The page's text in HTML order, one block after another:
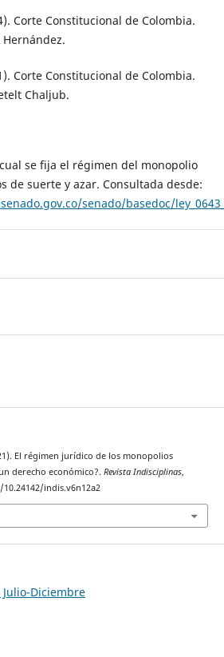
Corte Constitucional de Colombia.
Hernández.
Corte Constitucional de Colombia.
Chaljub.
se fija el régimen del monopolio
de suerte y azar. Consultada desde:
senado/basedoc/
El régimen jurídico de los monopolios
derecho económico?. Revista Indisciplinas,
indis.v6n12a2
Julio-Diciembre